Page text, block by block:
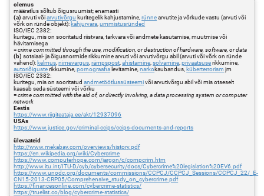
olemus
määratlus sõltub õigusruumist; enamasti
(a) arvuti võiarvutivõrgu kuritegelik kahjustamine,rünnearvutite ja võrkude vastu (arvuti või
võrk on ründe objekt): kahjurvara ,ummistusründed
ISO/IEC 2382:
kuritegu, mis on sooritatud riistvara, tarkvara või andmete kasutamise, muutmise või
hävitamisega
=crime committed through the use, modification, or destruction of hardware, software, or data
(b) sotsiaal- ja õigusnormide rikkumine arvuti või arvutivõrgu abil (arvuti või võrk on ründe
vahend): kelmus ,nimevargus ,rämpspost ,ahistamine ,solvamine ,privaatsuserikkumine,
autoriõigusterikkumine,pornograafia levitamine,narkokaubandus, küberterrorism jm
ISO/IEC 2382:
kuritegu, mis on sooritatudandmetöötlussüsteemivõi arvutivõrgu abil või mis otseselt
kaasab seda süsteemi või võrku
=crime committed with the aid of, or directly involving, a data processing system or computer
network
Eestis
https://www.riigiteataja.ee/akt/12937096
USAs
https://www.justice.gov/criminal-ccips/ccips-documents-and-reports
ülevaateid
http://www.mekabay.com/overviews/history.pdf
https://en.wikipedia.org/wiki/Cybercrime
https://www.computerhope.com/jargon/c/compcrim.htm
http://www.itu.int/ITU-D/cyb/cybersecurity/docs/Cybercrime%20legislation%20EV6.pdf
https://www.unodc.org/documents/commissions/CCPCJ/CCPCJ_Sessions/CCPCJ_22/_E-
CN15-2013-CRP05/Comprehensive_study_on_cybercrime.pdf
https://financesonline.com/cybercrime-statistics/
https://truelist.co/blog/cybercrime-statistics/